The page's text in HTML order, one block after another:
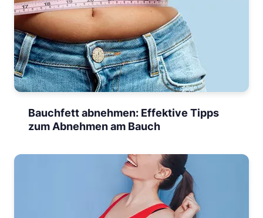
Bauchfett abnehmen: Effektive Tipps
zum Abnehmen am Bauch